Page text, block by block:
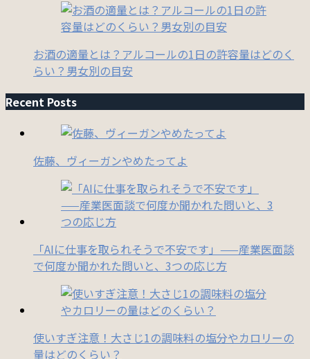
お酒の適量とは？アルコールの1日の許容量はどのく
らい？男女別の目安
Recent Posts
佐藤、ヴィーガンやめたってよ
「AIに仕事を取られそうで不安です」——産業医面談
で何度か聞かれた問いと、3つの応じ方
使いすぎ注意！大さじ1の調味料の塩分やカロリーの
量はどのくらい？